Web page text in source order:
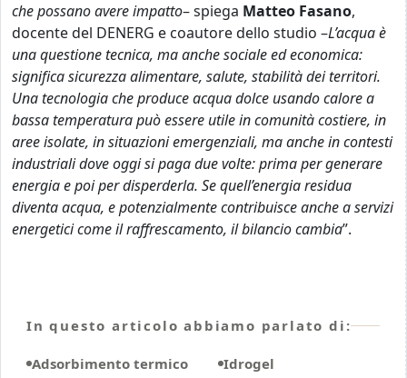
che possano avere impatto– spiega Matteo Fasano,
docente del DENERG e coautore dello studio –L’acqua è
una questione tecnica, ma anche sociale ed economica:
significa sicurezza alimentare, salute, stabilità dei territori.
Una tecnologia che produce acqua dolce usando calore a
bassa temperatura può essere utile in comunità costiere, in
aree isolate, in situazioni emergenziali, ma anche in contesti
industriali dove oggi si paga due volte: prima per generare
energia e poi per disperderla. Se quell’energia residua
diventa acqua, e potenzialmente contribuisce anche a servizi
energetici come il raffrescamento, il bilancio cambia”.
In questo articolo abbiamo parlato di:
Adsorbimento termico
Idrogel